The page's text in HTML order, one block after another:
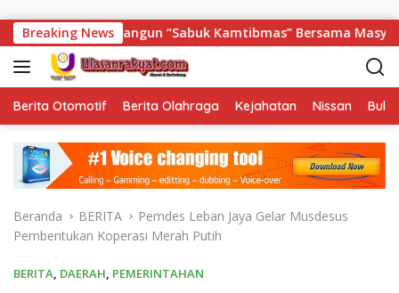
Breaking News
Bangun “Sabuk Kamtibmas” Bersama Masyarakat
Berita Otomotif Berita Olahraga Kejahatan Nissan
Beranda BERITA
Pemdes Leban Jaya Gelar Musdesus
Pembentukan Koperasi Merah Putih
BERITA, DAERAH, PEMERINTAHAN